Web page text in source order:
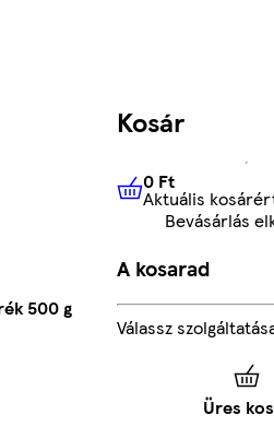
500 g
Kosár
0 FtAktuális
0 Ft
Aktuális
Bevásárlás
A kosarad
Válassz
Üres